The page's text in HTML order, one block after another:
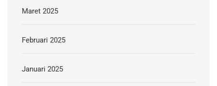
Maret 2025
Februari 2025
Januari 2025